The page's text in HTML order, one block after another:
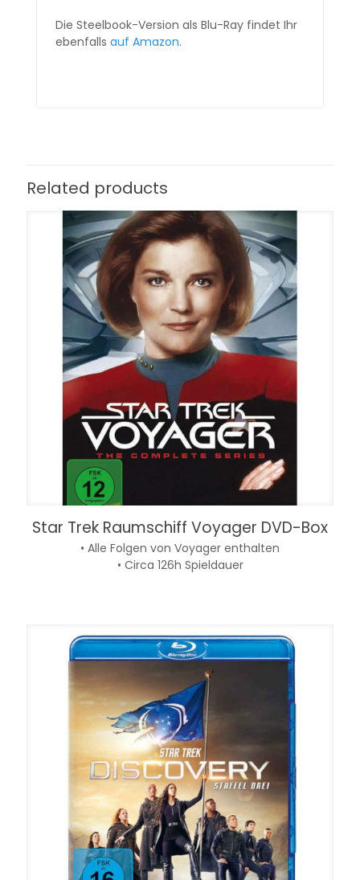
Die Steelbook-Version als Blu-Ray findet Ihr
ebenfallsauf Amazon.
Related products
Star Trek Raumschiff Voyager DVD-Box
• Alle Folgen von Voyager enthalten
• Circa 126h Spieldauer